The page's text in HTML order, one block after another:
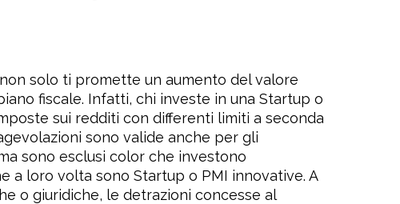
solo ti promette un aumento del valore
fiscale. Infatti, chi investe in una Startup o
sui redditi con differenti limiti a seconda
sono valide anche per gli
sono esclusi color che investono
loro volta sono Startup o PMI innovative. A
o giuridiche, le detrazioni concesse al